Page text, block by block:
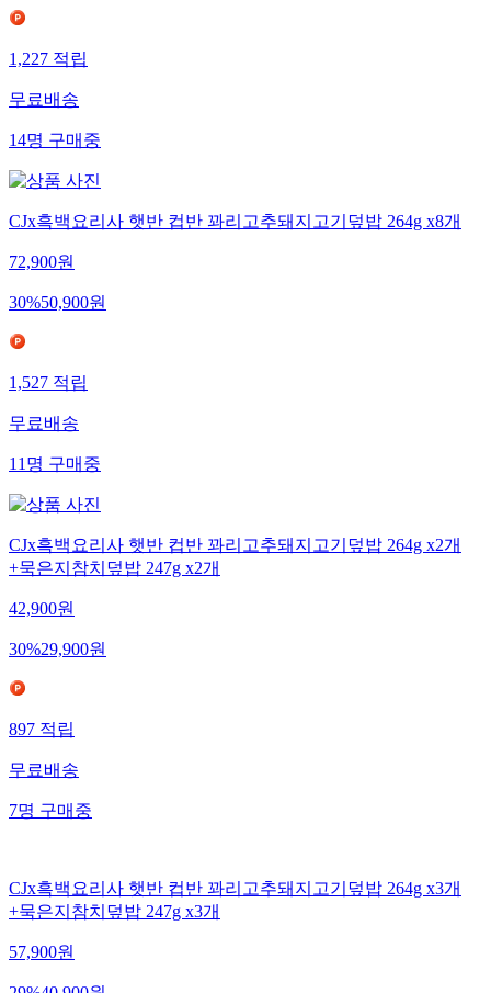
1,227적립
무료배송
14명구매중
CJx흑백요리사 햇반 컵반 꽈리고추돼지고기덮밥 264g x8개
72,900원
30%50,900원
1,527적립
무료배송
11명구매중
CJx흑백요리사 햇반 컵반 꽈리고추돼지고기덮밥 264g x2개
+묵은지참치덮밥 247g x2개
42,900원
30%29,900원
897적립
무료배송
7명구매중
CJx흑백요리사 햇반 컵반 꽈리고추돼지고기덮밥 264g x3개
+묵은지참치덮밥 247g x3개
57,900원